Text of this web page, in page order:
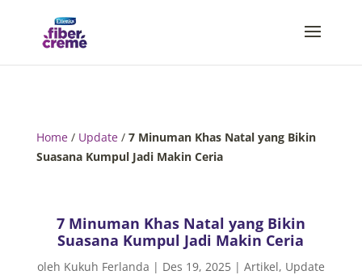
Home/ Update/ 7 Minuman Khas Natal yang Bikin
Suasana Kumpul Jadi Makin Ceria
7 Minuman Khas Natal yang Bikin
Suasana Kumpul Jadi Makin Ceria
oleh Kukuh Ferlanda | Des 19, 2025| Artikel, Update